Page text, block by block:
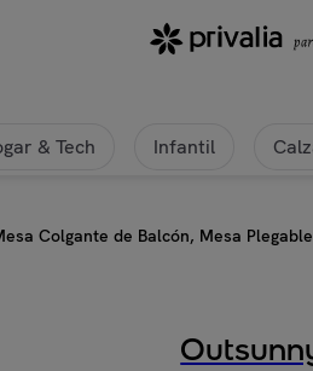
& Tech Infantil
Colgante de Balcón, Mesa